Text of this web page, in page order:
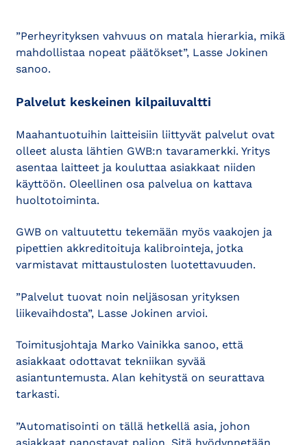
”Perheyrityksen vahvuus on matala hierarkia, mikä
mahdollistaa nopeat päätökset”, Lasse Jokinen
sanoo.
Palvelut keskeinen kilpailuvaltti
Maahantuotuihin laitteisiin liittyvät palvelut ovat
olleet alusta lähtien GWB:n tavaramerkki. Yritys
asentaa laitteet ja kouluttaa asiakkaat niiden
käyttöön. Oleellinen osa palvelua on kattava
huoltotoiminta.
GWB on valtuutettu tekemään myös vaakojen ja
pipettien akkreditoituja kalibrointeja, jotka
varmistavat mittaustulosten luotettavuuden.
”Palvelut tuovat noin neljäsosan yrityksen
liikevaihdosta”, Lasse Jokinen arvioi.
Toimitusjohtaja Marko Vainikka sanoo, että
asiakkaat odottavat tekniikan syvää
asiantuntemusta. Alan kehitystä on seurattava
tarkasti.
”Automatisointi on tällä hetkellä asia, johon
asiakkaat panostavat paljon. Sitä hyödynnetään